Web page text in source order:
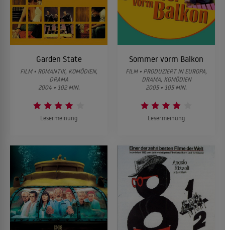
Garden State
FILM • ROMANTIK, KOMÖDIEN,
DRAMA
2004 • 102 MIN.
Lesermeinung
Sommer vorm Balkon
FILM • PRODUZIERT IN EUROPA,
DRAMA, KOMÖDIEN
2005 • 105 MIN.
Lesermeinung